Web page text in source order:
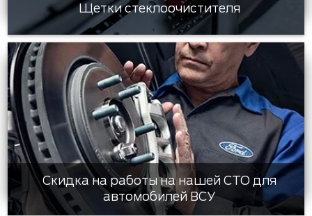
Щетки стеклоочистителя
Скидка на работы на нашей СТО для
автомобилей ВСУ